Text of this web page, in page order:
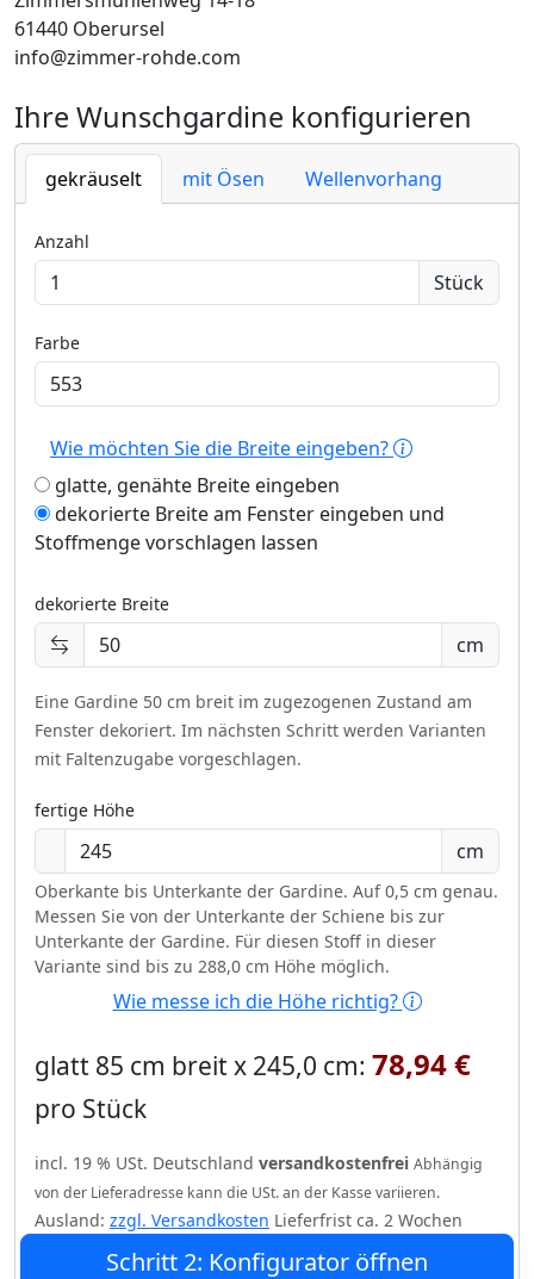
61440 Oberursel
info@zimmer-rohde.com
Ihre Wunschgardine konfigurieren
gekräuselt mit Ösen Wellenvorhang
Anzahl
Stück
Farbe
Wie möchten Sie die Breite eingeben?
glatte, genähte Breite eingeben
dekorierte Breite am Fenster eingeben und
Stoffmenge vorschlagen lassen
dekorierte Breite
cm
Eine Gardine 50 cm breit im zugezogenen Zustand am
Fenster dekoriert. Im nächsten Schritt werden Varianten
mit Faltenzugabe vorgeschlagen.
fertige Höhe
cm
Oberkante bis Unterkante der Gardine. Auf 0,5 cm genau.
Messen Sie von der Unterkante der Schiene bis zur
Unterkante der Gardine. Für diesen Stoff in dieser
Variante sind bis zu 288,0 cm Höhe möglich.
Wie messe ich die Höhe richtig?
glatt 85 cm breit x 245,0 cm: 78,94 €
pro Stück
incl. 19 % USt. Deutschland versandkostenfrei Abhängig
von der Lieferadresse kann die USt. an der Kasse variieren.
Ausland: zzgl. Versandkosten Lieferfrist ca. 2 Wochen
Schritt 2: Konfigurator öffnen